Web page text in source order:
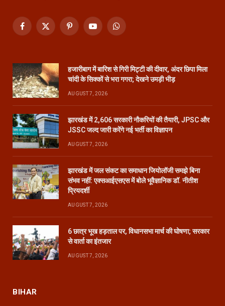
Facebook
X
PinterestYouTubeWhatsApp
हजारीबाग में बारिश से गिरी मिट्टी की दीवार, अंदर छिपा मिला
चांदी के सिक्कों से भरा गगरा; देखने उमड़ी भीड़
AUGUST 7, 2026
झारखंड में 2,606 सरकारी नौकरियों की तैयारी, JPSC और
JSSC जल्द जारी करेंगे नई भर्ती का विज्ञापन
AUGUST 7, 2026
झारखंड में जल संकट का समाधान जियोलॉजी समझे बिना
संभव नहीं: एक्सआईएसएस में बोले भूवैज्ञानिक डॉ. नीतीश
प्रियदर्शी
AUGUST 7, 2026
6 छात्र भूख हड़ताल पर, विधानसभा मार्च की घोषणा; सरकार
से वार्ता का इंतजार
AUGUST 7, 2026
BIHAR